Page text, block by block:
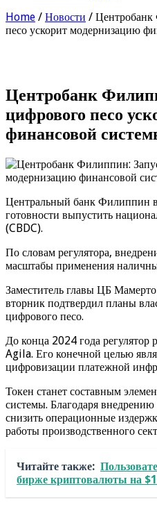
Home / Новости /
песо ускорит модернизацию
Центробанк
цифрового песо
финансовой
Центральный банк Филиппин
готовности выпустить
(CBDC).
По словам регулятора,
масштабы применения
Заместитель главы ЦБ
вторник подтвердил планы
цифрового песо.
До конца 2024 года регулятор
Agila. Его конечной целью
цифровизации платежной
Токен станет составным
системы. Благодаря
снизить операционные
работы производственного
Читайте также:
бирже криптовалюты на